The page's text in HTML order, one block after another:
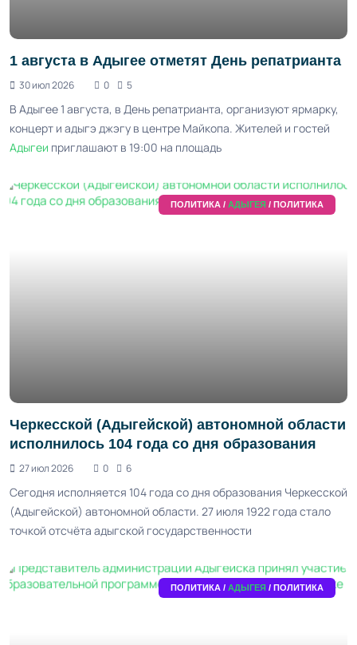
1 августа в Адыгее отметят День репатрианта
30 июл 2026 0 5
В Адыгее 1 августа, в День репатрианта, организуют ярмарку,
концерт и адыгэ джэгу в центре Майкопа. Жителей и гостей
Адыгеи приглашают в 19:00 на площадь
ПОЛИТИКА / АДЫГЕЯ / ПОЛИТИКА
Черкесской (Адыгейской) автономной области
исполнилось 104 года со дня образования
27 июл 2026 0 6
Сегодня исполняется 104 года со дня образования Черкесской
(Адыгейской) автономной области. 27 июля 1922 года стало
точкой отсчёта адыгской государственности
ПОЛИТИКА / АДЫГЕЯ / ПОЛИТИКА